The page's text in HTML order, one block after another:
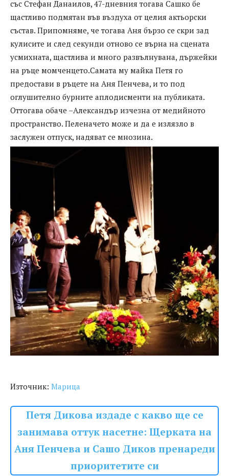
със Стефан Данаилов, 47-дневния тогава Сашко бе
щастливо подмятан във въздуха от целия актьорски
състав. Припомняме, че тогава Аня бързо се скри зад
кулисите и след секунди отново се върна на сцената
усмихната, щастлива и много развълнувана, държейки
на ръце момченцето.Самата му майка Петя го
предостави в ръцете на Аня Пенчева, и то под
оглушително бурните аплодисменти на публиката.
Оттогава обаче –Александър изчезна от медийното
пространство. Пеленачето може и да е излязло в
заслужен отпуск, надяват се мнозина.
Източник: Марица
Петя Дикова издаде с какво ще се
занимава оттук насетне: Щерката на
Аня Пенчева и Сашо Диков пренареди
приоритетите си